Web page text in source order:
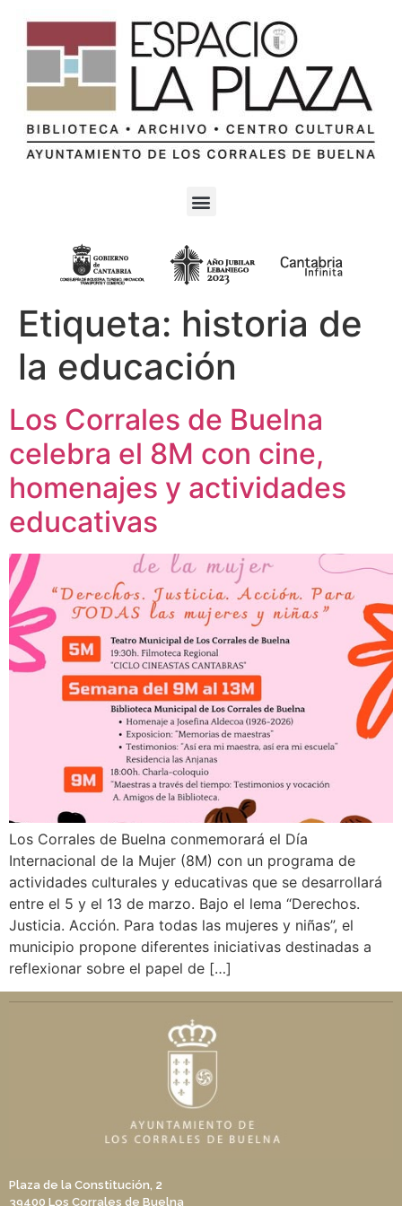
Etiqueta: historia de
la educación
Los Corrales de Buelna
celebra el 8M con cine,
homenajes y actividades
educativas
Los Corrales de Buelna conmemorará el Día
Internacional de la Mujer (8M) con un programa de
actividades culturales y educativas que se desarrollará
entre el 5 y el 13 de marzo. Bajo el lema “Derechos.
Justicia. Acción. Para todas las mujeres y niñas”, el
municipio propone diferentes iniciativas destinadas a
reflexionar sobre el papel de […]
Plaza de la Constitución, 2
39400 Los Corrales de Buelna